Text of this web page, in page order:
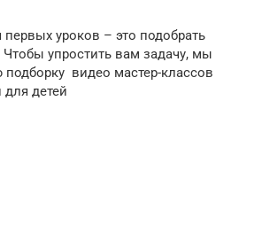
уроков – это подобрать
упростить вам задачу, мы
видео мастер-классов
для детей